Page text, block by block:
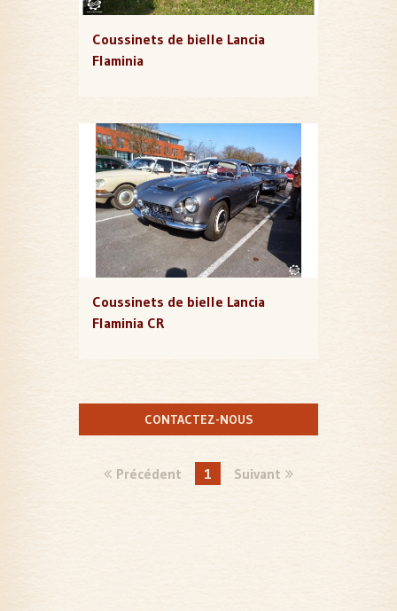
Coussinets de bielle Lancia
Flaminia
Coussinets de bielle Lancia
Flaminia CR
CONTACTEZ-NOUS
Précédent 1 Suivant